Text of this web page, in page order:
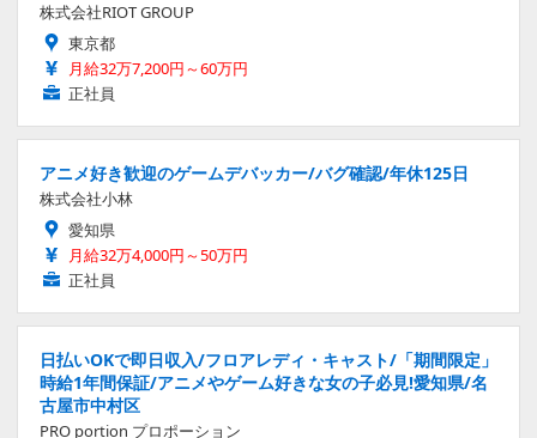
株式会社RIOT GROUP
東京都
月給32万7,200円～60万円
正社員
アニメ好き歓迎のゲームデバッカー/バグ確認/年休125日
株式会社小林
愛知県
月給32万4,000円～50万円
正社員
日払いOKで即日収入/フロアレディ・キャスト/「期間限定」
時給1年間保証/アニメやゲーム好きな女の子必見!愛知県/名
古屋市中村区
PRO portion プロポーション